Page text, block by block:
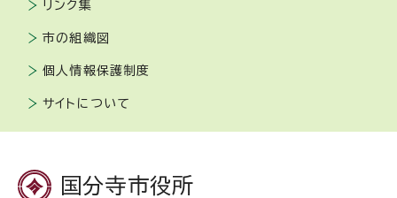
リンク集
市の組織図
個人情報保護制度
サイトについて
国分寺市役所